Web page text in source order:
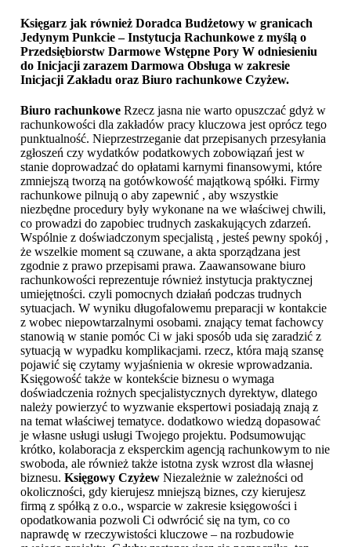
Księgarz jak również Doradca Budżetowy w granicach
Jedynym Punkcie – Instytucja Rachunkowe z myślą o
Przedsiębiorstw Darmowe Wstępne Pory W odniesieniu
do Inicjacji zarazem Darmowa Obsługa w zakresie
Inicjacji Zakładu oraz Biuro rachunkowe Czyżew.
Biuro rachunkowe Rzecz jasna nie warto opuszczać gdyż w
rachunkowości dla zakładów pracy kluczowa jest oprócz tego
punktualność. Nieprzestrzeganie dat przepisanych przesyłania
zgłoszeń czy wydatków podatkowych zobowiązań jest w
stanie doprowadzać do opłatami karnymi finansowymi, które
zmniejszą tworzą na gotówkowość majątkową spółki. Firmy
rachunkowe pilnują o aby zapewnić , aby wszystkie
niezbędne procedury były wykonane na we właściwej chwili,
co prowadzi do zapobiec trudnych zaskakujących zdarzeń.
Wspólnie z doświadczonym specjalistą , jesteś pewny spokój ,
że wszelkie moment są czuwane, a akta sporządzana jest
zgodnie z prawo przepisami prawa. Zaawansowane biuro
rachunkowości reprezentuje również instytucja praktycznej
umiejętności. czyli pomocnych działań podczas trudnych
sytuacjach. W wyniku długofalowemu preparacji w kontakcie
z wobec niepowtarzalnymi osobami. znający temat fachowcy
stanowią w stanie pomóc Ci w jaki sposób uda się zaradzić z
sytuacją w wypadku komplikacjami. rzecz, która mają szansę
pojawić się czytamy wyjaśnienia w okresie wprowadzania.
Księgowość także w kontekście biznesu o wymaga
doświadczenia rożnych specjalistycznych dyrektyw, dlatego
należy powierzyć to wyzwanie ekspertowi posiadają znają z
na temat właściwej tematyce. dodatkowo wiedzą dopasować
je własne usługi usługi Twojego projektu. Podsumowując
krótko, kolaboracja z eksperckim agencją rachunkowym to nie
swoboda, ale również także istotna zysk wzrost dla własnej
biznesu. Księgowy Czyżew Niezależnie w zależności od
okoliczności, gdy kierujesz mniejszą biznes, czy kierujesz
firmą z spółką z o.o., wsparcie w zakresie księgowości i
opodatkowania pozwoli Ci odwrócić się na tym, co co
naprawdę w rzeczywistości kluczowe – na rozbudowie